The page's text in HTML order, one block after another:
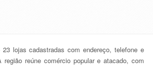
lojas cadastradas com endereço, telefone e
reúne comércio popular e atacado, com